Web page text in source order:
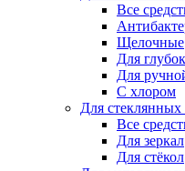
Все
Щелочные
Для
Для
С хлором
Для стеклянных
Все
Для зеркал
Для стёкол